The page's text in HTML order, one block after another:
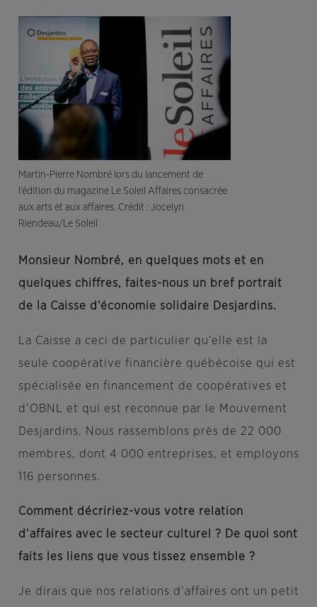
Martin-Pierre Nombré lors du lancement de
l’édition du magazine Le Soleil Affaires consacrée
aux arts et aux affaires. Crédit : Jocelyn
Riendeau/Le Soleil
Monsieur Nombré, en quelques mots et en
quelques chiffres, faites-nous un bref portrait
de la Caisse d’économie solidaire Desjardins.
La Caisse a ceci de particulier qu’elle est la
seule coopérative financière québécoise qui est
spécialisée en financement de coopératives et
d’OBNL et qui est reconnue par le Mouvement
Desjardins. Nous rassemblons près de 22 000
membres, dont 4 000 entreprises, et employons
116 personnes.
Comment décririez-vous votre relation
d’affaires avec le secteur culturel ? De quoi sont
faits les liens que vous tissez ensemble ?
Je dirais que nos relations d’affaires ont un petit